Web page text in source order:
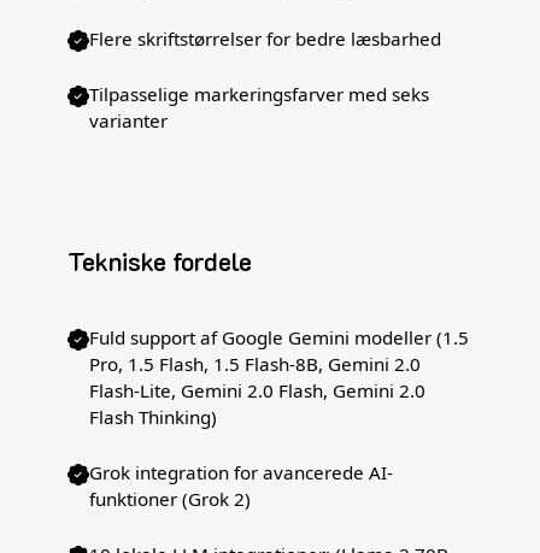
Flere skriftstørrelser for bedre læsbarhed
Tilpasselige markeringsfarver med seks
varianter
Tekniske fordele
Fuld support af Google Gemini modeller (1.5
Pro, 1.5 Flash, 1.5 Flash-8B, Gemini 2.0
Flash-Lite, Gemini 2.0 Flash, Gemini 2.0
Flash Thinking)
Grok integration for avancerede AI-
funktioner (Grok 2)